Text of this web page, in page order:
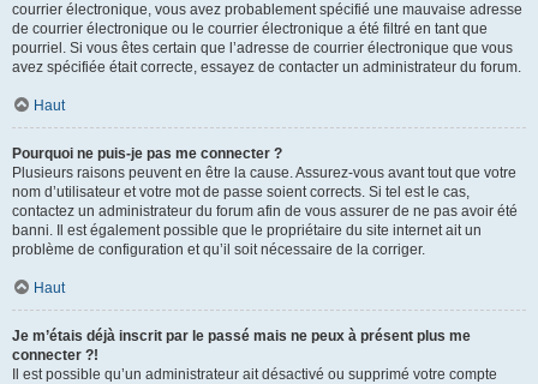
courrier électronique, vous avez probablement spécifié une mauvaise adresse
de courrier électronique ou le courrier électronique a été filtré en tant que
pourriel. Si vous êtes certain que l’adresse de courrier électronique que vous
avez spécifiée était correcte, essayez de contacter un administrateur du forum.
Haut
Pourquoi ne puis-je pas me connecter ?
Plusieurs raisons peuvent en être la cause. Assurez-vous avant tout que votre
nom d’utilisateur et votre mot de passe soient corrects. Si tel est le cas,
contactez un administrateur du forum afin de vous assurer de ne pas avoir été
banni. Il est également possible que le propriétaire du site internet ait un
problème de configuration et qu’il soit nécessaire de la corriger.
Haut
Je m’étais déjà inscrit par le passé mais ne peux à présent plus me
connecter ?!
Il est possible qu’un administrateur ait désactivé ou supprimé votre compte